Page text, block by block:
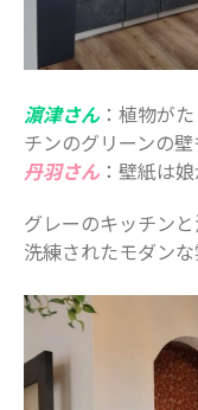
濵津さん：植物が
チンのグリーンの壁
丹羽さん ：壁紙は
グレーのキッチン
洗練されたモダンな